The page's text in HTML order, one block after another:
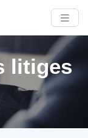
litiges